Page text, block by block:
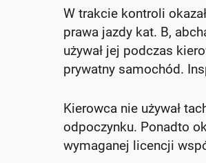
W trakcie kontroli
prawa jazdy kat. B,
używał jej podczas
prywatny samochód.
Kierowca nie używał
odpoczynku. Ponadto
wymaganej licencji